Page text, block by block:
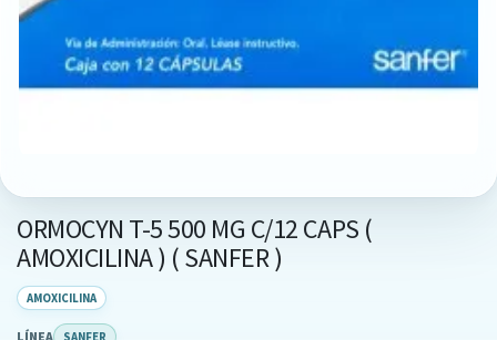
ORMOCYN T-5 500 MG C/12 CAPS (
AMOXICILINA ) ( SANFER )
AMOXICILINA
LÍNEA SANFER